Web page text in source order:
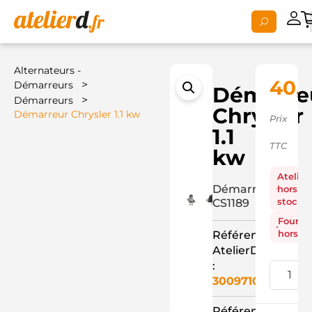
Alternateurs -
Démarreurs
>
Démarreurs >
Démarreur Chrysler 1.1 kw
Chrysler
1.1
kw
Démarreur
CS1189
Référence
AtelierD
:
3009710
Prix
TTC
Atelier
hors
stock
hors